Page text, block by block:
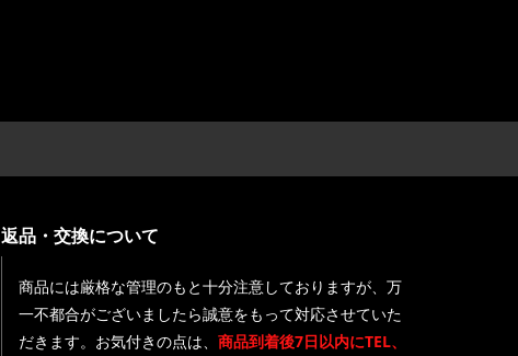
返品・交換について
商品には厳格な管理のもと十分注意しておりますが、万
一不都合がございましたら誠意をもって対応させていた
だきます。お気付きの点は、 商品到着後7日以内にTEL、